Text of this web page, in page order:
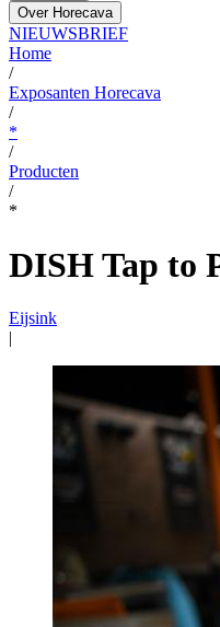
Over Horecava
NIEUWSBRIEF
Home
/
Exposanten Horecava
/
*
/
Producten
/
*
DISH Tap to
Eijsink
|